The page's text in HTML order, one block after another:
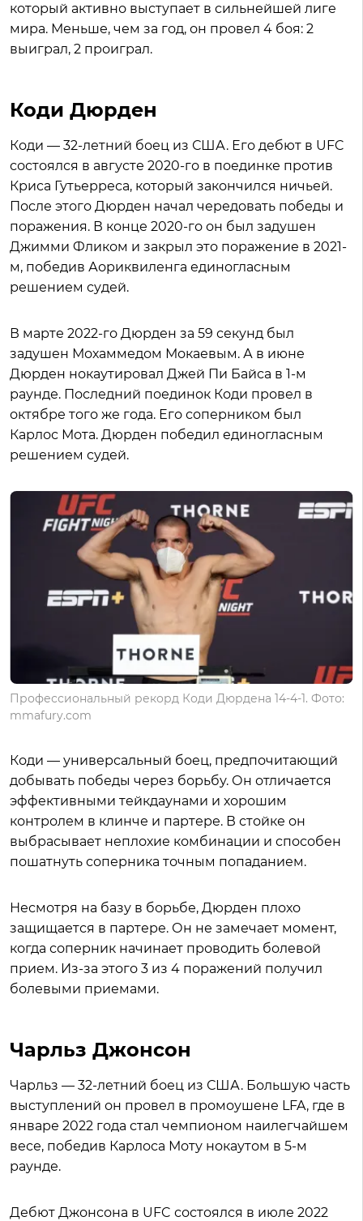
который активно выступает в сильнейшей лиге
мира. Меньше, чем за год, он провел 4 боя: 2
выиграл, 2 проиграл.
Коди Дюрден
Коди — 32-летний боец из США. Его дебют в UFC
состоялся в августе 2020-го в поединке против
Криса Гутьерреса, который закончился ничьей.
После этого Дюрден начал чередовать победы и
поражения. В конце 2020-го он был задушен
Джимми Фликом и закрыл это поражение в 2021-
м, победив Аориквиленга единогласным
решением судей.
В марте 2022-го Дюрден за 59 секунд был
задушен Мохаммедом Мокаевым. А в июне
Дюрден нокаутировал Джей Пи Байса в 1-м
раунде. Последний поединок Коди провел в
октябре того же года. Его соперником был
Карлос Мота. Дюрден победил единогласным
решением судей.
Профессиональный рекорд Коди Дюрдена 14-4-1. Фото:
mmafury.com
Коди — универсальный боец, предпочитающий
добывать победы через борьбу. Он отличается
эффективными тейкдаунами и хорошим
контролем в клинче и партере. В стойке он
выбрасывает неплохие комбинации и способен
пошатнуть соперника точным попаданием.
Несмотря на базу в борьбе, Дюрден плохо
защищается в партере. Он не замечает момент,
когда соперник начинает проводить болевой
прием. Из-за этого 3 из 4 поражений получил
болевыми приемами.
Чарльз Джонсон
Чарльз — 32-летний боец из США. Большую часть
выступлений он провел в промоушене LFA, где в
январе 2022 года стал чемпионом наилегчайшем
весе, победив Карлоса Моту нокаутом в 5-м
раунде.
Дебют Джонсона в UFC состоялся в июле 2022